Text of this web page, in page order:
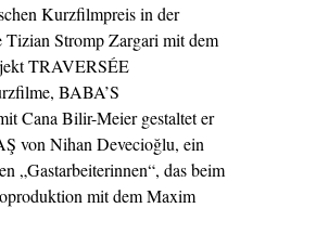
Kurzfilmpreis in der
Stromp Zargari mit dem
TRAVERSÉE
BABA’S
Cana Bilir-Meier gestaltet er
von Nihan Devecioğlu, ein
„Gastarbeiterinnen“, das beim
mit dem Maxim